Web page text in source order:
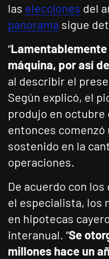
las elecciones del
panorama sigue
“Lamentablemente
máquina, por así
al describir el
Según explicó, el
produjo en octubre
entonces comenzó
sostenido en la
operaciones.
De acuerdo con
el especialista, los
en hipotecas
interanual. “Se
millones hace un